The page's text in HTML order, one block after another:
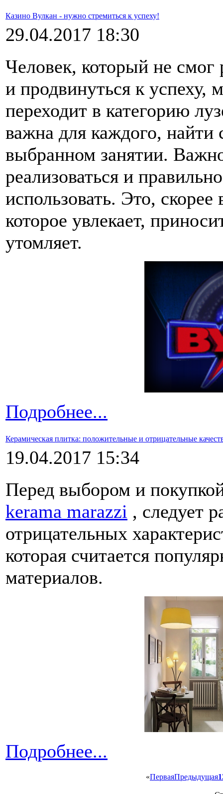
Казино Вулкан - нужно стремиться к успеху!
29.04.2017 18:30
Человек, который не смог
и продвинуться к успеху,
переходит в категорию
важна для каждого,
выбранном занятии.
реализоваться и
использовать. Это, скорее
которое увлекает,
утомляет.
Подробнее...
Керамическая плитка: положительные и отрицательные
19.04.2017 15:34
Перед выбором и
kerama marazzi , следует
отрицательных
которая считается
материалов.
Подробнее...
«ПерваяПредыдущая1